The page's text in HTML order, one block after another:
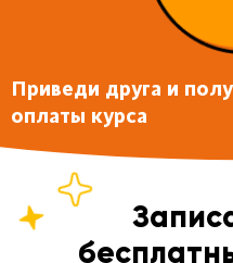
Приведи друга и
оплаты курса